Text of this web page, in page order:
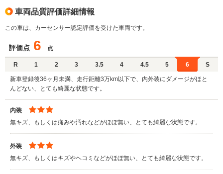
車両品質評価詳細情報
この車は、カーセンサー認定評価を受けた車両です。
評価点 6 点
R 1 2 3 3.5 4 4.5 5 6 S
新車登録後36ヶ月未満、走行距離3万km以下で、内外装にダメージがほと
んどない、とても綺麗な状態です。
内装
無キズ、もしくは痛みや汚れなどがほぼ無い、とても綺麗な状態です。
外装
無キズ、もしくはキズやヘコミなどがほぼ無い、とても綺麗な状態です。